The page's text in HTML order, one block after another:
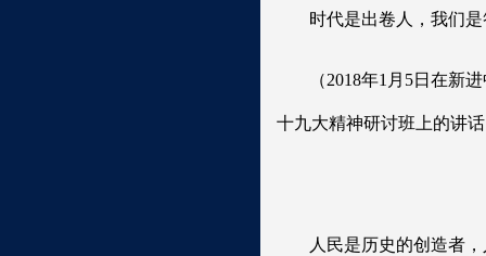
时代是出卷人，我们
（2018年1月5日在新
十九大精神研讨班上的讲
人民是历史的创造者